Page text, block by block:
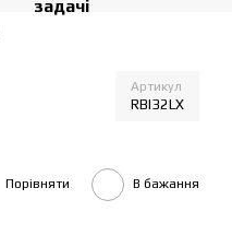
Артикул
RBI32LX
Порівняти В бажання